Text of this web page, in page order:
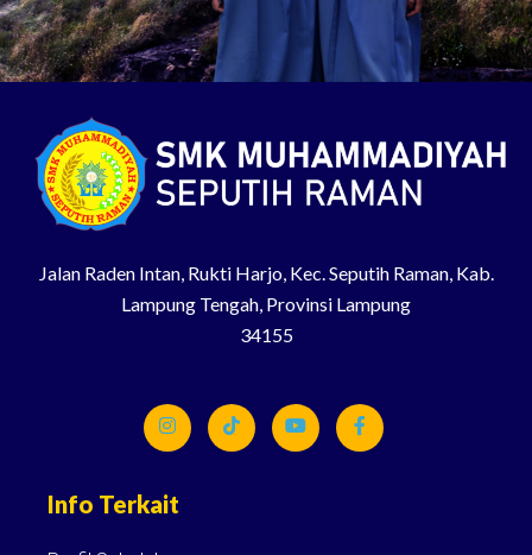
Jalan Raden Intan, Rukti Harjo, Kec. Seputih Raman, Kab.
Lampung Tengah, Provinsi Lampung
34155
Info Terkait